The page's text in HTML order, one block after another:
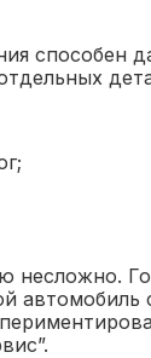
способен
несложно.
автомобиль